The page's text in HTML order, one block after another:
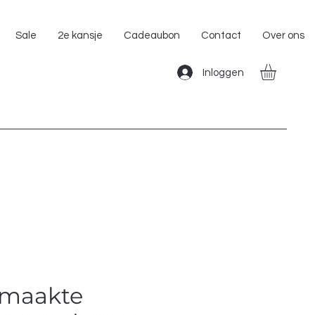
Sale 2e kansje Cadeaubon Contact Over ons
Inloggen